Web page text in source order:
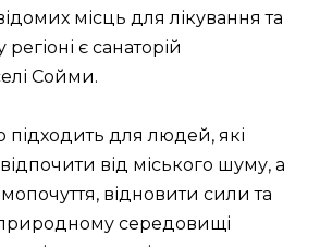
місць для лікування та
є санаторій
Сойми.
підходить для людей, які
від міського шуму, а
відновити сили та
середовищі